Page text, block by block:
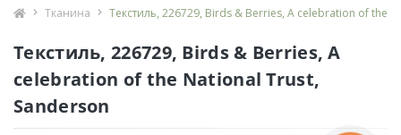
Тканина Текстиль, 226729, Birds & Berries, A celebration of the
Текстиль, 226729, Birds & Berries, A
celebration of the National Trust,
Sanderson